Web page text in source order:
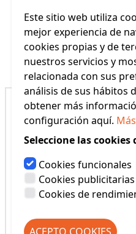
Productos
Este sitio web utiliza
mejor experiencia de
cookies propias y de
nuestros servicios y
relacionada con sus
análisis de sus hábitos
obtener más
configuración aquí.
Seleccione las cookies
Cookies funcionales
Cookies publicitarias
Cookies de